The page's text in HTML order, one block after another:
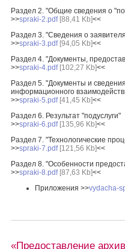
Раздел 2. "Общие сведения о
>>spraki-2.pdf[88,41 Kb]<<
Раздел 3. "Сведения о
>>spraki-3.pdf[94,05 Kb]<<
Раздел 4. "Документы,
>>spraki-4.pdf[102,27 Kb]<<
Раздел 5. "Документы и
информационного
>>spraki-5.pdf[41,45 Kb]<<
Раздел 6. Результат "подуслуги"
>>spraki-6.pdf[135,96 Kb]<<
Раздел 7. "Технологические
>>spraki-7.pdf[121,56 Kb]<<
Раздел 8. "Особенности
>>spraki-8.pdf[87,63 Kb]<<
Приложения >>vydacha-
«Предоставление